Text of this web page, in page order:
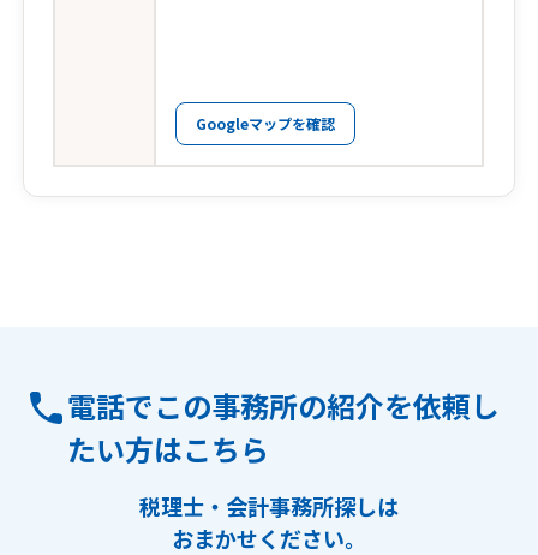
Googleマップを確認
電話でこの事務所の紹介を依頼し
たい方はこちら
税理士・会計事務所探しは
おまかせください。